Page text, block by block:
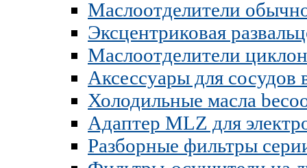
Маслоотделители
Эксцентриковая
Маслоотделители
Аксессуары для сосудов
Холодильные масла
Адаптер MLZ для
Разборные фильтры